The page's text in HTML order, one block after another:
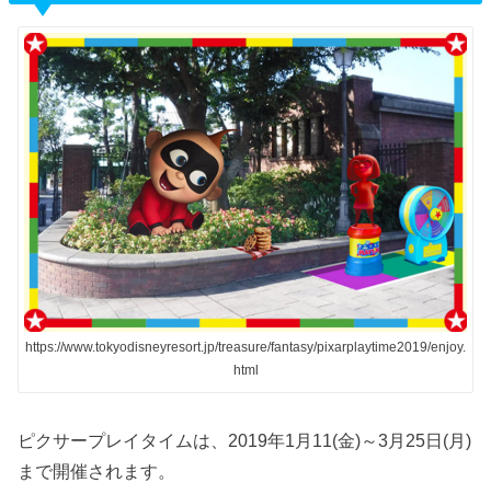
https://www.tokyodisneyresort.jp/treasure/fantasy/pixarplaytime2019/enjoy.
html
ピクサープレイタイムは、2019年1月11(金)～3月25日(月)
まで開催されます。